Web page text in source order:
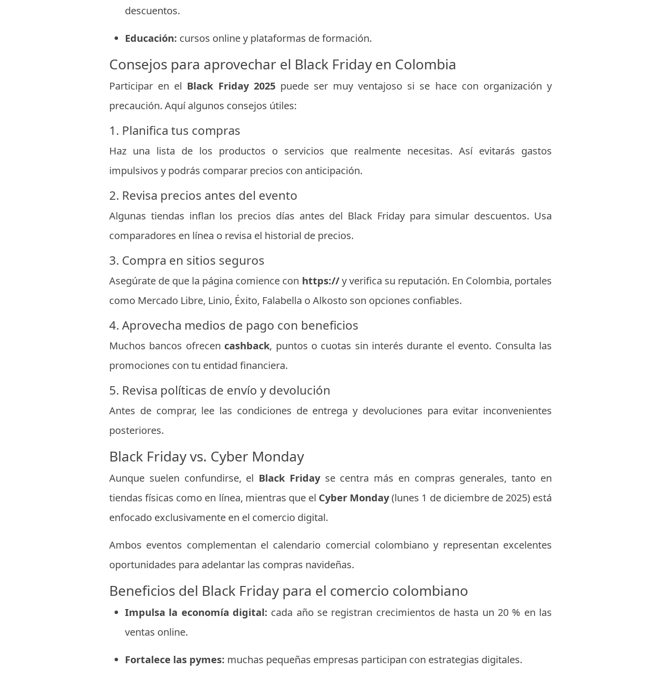
descuentos.
Educación: cursos online y plataformas de formación.
Consejos para aprovechar el Black Friday en Colombia
Participar en el Black Friday 2025puede ser muy ventajoso si se hace con organización y
precaución. Aquí algunos consejos útiles:
1. Planifica tus compras
Haz una lista de los productos o servicios que realmente necesitas. Así evitarás gastos
impulsivos y podrás comparar precios con anticipación.
2. Revisa precios antes del evento
Algunas tiendas inflan los precios días antes del Black Friday para simular descuentos. Usa
comparadores en línea o revisa el historial de precios.
3. Compra en sitios seguros
Asegúrate de que la página comience con https://y verifica su reputación. En Colombia, portales
como Mercado Libre, Linio, Éxito, Falabella o Alkosto son opciones confiables.
4. Aprovecha medios de pago con beneficios
Muchos bancos ofrecen cashback, puntos o cuotas sin interés durante el evento. Consulta las
promociones con tu entidad financiera.
5. Revisa políticas de envío y devolución
Antes de comprar, lee las condiciones de entrega y devoluciones para evitar inconvenientes
posteriores.
Black Friday vs. Cyber Monday
Aunque suelen confundirse, el Black Fridayse centra más en compras generales, tanto en
tiendas físicas como en línea, mientras que el Cyber Monday(lunes 1 de diciembre de 2025) está
enfocado exclusivamente en el comercio digital.
Ambos eventos complementan el calendario comercial colombiano y representan excelentes
oportunidades para adelantar las compras navideñas.
Beneficios del Black Friday para el comercio colombiano
Impulsa la economía digital: cada año se registran crecimientos de hasta un 20 % en las
ventas online.
Fortalece las pymes: muchas pequeñas empresas participan con estrategias digitales.